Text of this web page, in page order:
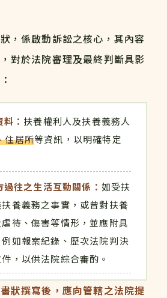
，係啟動訴訟之核心，其內容
對於法院審理及最終判斷具影
： 扶養權利人及扶養義務人
住居所等資訊，以明確特定
往之生活互動關係： 如受扶
養義務之事實，或曾對扶養
待、傷害等情形，並應附具
如報案紀錄、歷次法院判決
，以供法院綜合審酌。
狀撰寫後，應向管轄之法院提